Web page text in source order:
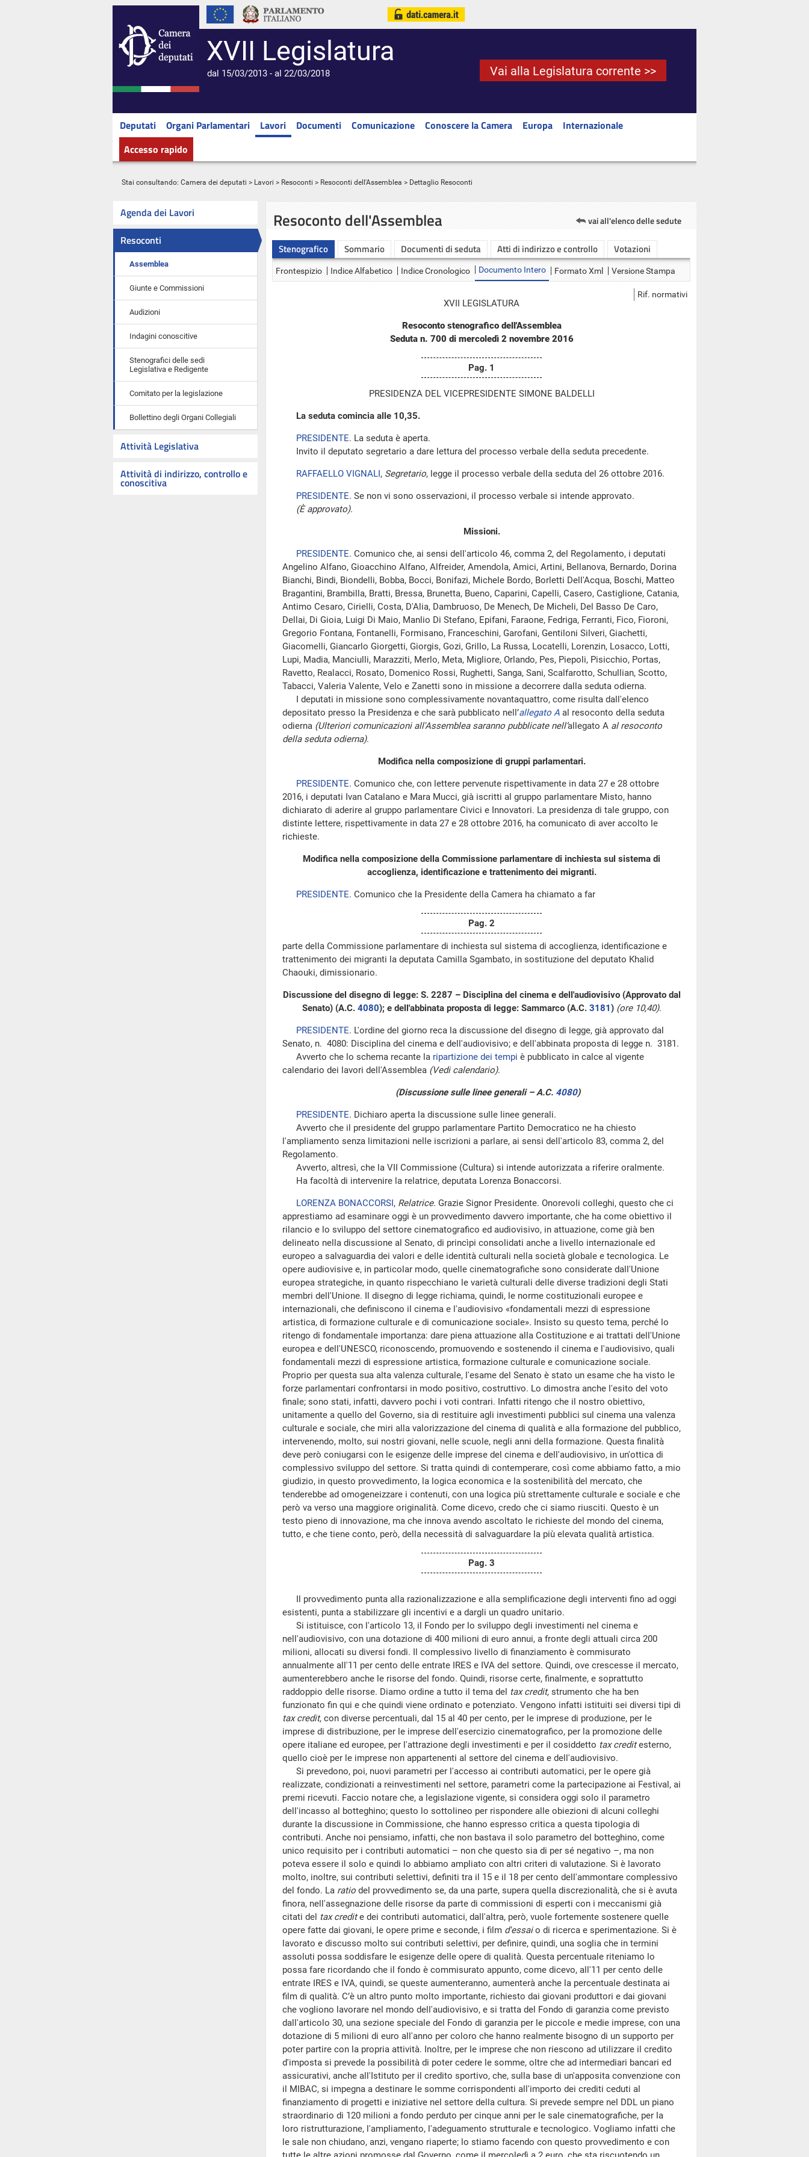
XVII Legislatura
dal 15/03/2013 - al 22/03/2018 Vai alla Legislatura corrente >>
Deputati Organi Parlamentari Lavori Documenti Comunicazione Conoscere la Camera Europa
Internazionale
Accesso rapido
Stai consultando: Camera dei deputati > Lavori > Resoconti > Resoconti dell'Assemblea > Dettaglio Resoconti
Agenda dei Lavori
Resoconti
Assemblea
Giunte e Commissioni
Audizioni
Indagini conoscitive
Stenografici delle sedi
Legislativa e Redigente
Comitato per la legislazione
Bollettino degli Organi Collegiali
Attività Legislativa
Attività di indirizzo, controllo e
conoscitiva
Resoconto dell'Assemblea vai all'elenco delle sedute
Stenografico Sommario Documenti di seduta Atti di indirizzo e controllo Votazioni
Frontespizio Indice Alfabetico Indice Cronologico Documento Intero Formato Xml Versione Stampa
Rif. normativi
XVII LEGISLATURA
Resoconto stenografico dell'Assemblea
Seduta n. 700 di mercoledì 2 novembre 2016
Pag. 1
PRESIDENZA DEL VICEPRESIDENTE SIMONE BALDELLI
La seduta comincia alle 10,35.
PRESIDENTE. La seduta è aperta.
Invito il deputato segretario a dare lettura del processo verbale della seduta precedente.
RAFFAELLO VIGNALI, Segretario, legge il processo verbale della seduta del 26 ottobre 2016.
PRESIDENTE. Se non vi sono osservazioni, il processo verbale si intende approvato.
(È approvato).
Missioni.
PRESIDENTE. Comunico che, ai sensi dell'articolo 46, comma 2, del Regolamento, i deputati
Angelino Alfano, Gioacchino Alfano, Alfreider, Amendola, Amici, Artini, Bellanova, Bernardo, Dorina
Bianchi, Bindi, Biondelli, Bobba, Bocci, Bonifazi, Michele Bordo, Borletti Dell'Acqua, Boschi, Matteo
Bragantini, Brambilla, Bratti, Bressa, Brunetta, Bueno, Caparini, Capelli, Casero, Castiglione, Catania,
Antimo Cesaro, Cirielli, Costa, D'Alia, Dambruoso, De Menech, De Micheli, Del Basso De Caro,
Dellai, Di Gioia, Luigi Di Maio, Manlio Di Stefano, Epifani, Faraone, Fedriga, Ferranti, Fico, Fioroni,
Gregorio Fontana, Fontanelli, Formisano, Franceschini, Garofani, Gentiloni Silveri, Giachetti,
Giacomelli, Giancarlo Giorgetti, Giorgis, Gozi, Grillo, La Russa, Locatelli, Lorenzin, Losacco, Lotti,
Lupi, Madia, Manciulli, Marazziti, Merlo, Meta, Migliore, Orlando, Pes, Piepoli, Pisicchio, Portas,
Ravetto, Realacci, Rosato, Domenico Rossi, Rughetti, Sanga, Sani, Scalfarotto, Schullian, Scotto,
Tabacci, Valeria Valente, Velo e Zanetti sono in missione a decorrere dalla seduta odierna.
I deputati in missione sono complessivamente novantaquattro, come risulta dall'elenco
depositato presso la Presidenza e che sarà pubblicato nell’allegato A al resoconto della seduta
odierna (Ulteriori comunicazioni all'Assemblea saranno pubblicate nell’allegato A al resoconto
della seduta odierna).
Modifica nella composizione di gruppi parlamentari.
PRESIDENTE. Comunico che, con lettere pervenute rispettivamente in data 27 e 28 ottobre
2016, i deputati Ivan Catalano e Mara Mucci, già iscritti al gruppo parlamentare Misto, hanno
dichiarato di aderire al gruppo parlamentare Civici e Innovatori. La presidenza di tale gruppo, con
distinte lettere, rispettivamente in data 27 e 28 ottobre 2016, ha comunicato di aver accolto le
richieste.
Modifica nella composizione della Commissione parlamentare di inchiesta sul sistema di
accoglienza, identificazione e trattenimento dei migranti.
PRESIDENTE. Comunico che la Presidente della Camera ha chiamato a far
Pag. 2
parte della Commissione parlamentare di inchiesta sul sistema di accoglienza, identificazione e
trattenimento dei migranti la deputata Camilla Sgambato, in sostituzione del deputato Khalid
Chaouki, dimissionario.
Discussione del disegno di legge: S. 2287 – Disciplina del cinema e dell'audiovisivo (Approvato dal
Senato) (A.C. 4080); e dell'abbinata proposta di legge: Sammarco (A.C. 3181) (ore 10,40).
PRESIDENTE. L'ordine del giorno reca la discussione del disegno di legge, già approvato dal
Senato, n. 4080: Disciplina del cinema e dell'audiovisivo; e dell'abbinata proposta di legge n. 3181.
Avverto che lo schema recante la ripartizione dei tempi è pubblicato in calce al vigente
calendario dei lavori dell'Assemblea (Vedi calendario).
(Discussione sulle linee generali – A.C. 4080)
PRESIDENTE. Dichiaro aperta la discussione sulle linee generali.
Avverto che il presidente del gruppo parlamentare Partito Democratico ne ha chiesto
l'ampliamento senza limitazioni nelle iscrizioni a parlare, ai sensi dell'articolo 83, comma 2, del
Regolamento.
Avverto, altresì, che la VII Commissione (Cultura) si intende autorizzata a riferire oralmente.
Ha facoltà di intervenire la relatrice, deputata Lorenza Bonaccorsi.
LORENZA BONACCORSI, Relatrice. Grazie Signor Presidente. Onorevoli colleghi, questo che ci
apprestiamo ad esaminare oggi è un provvedimento davvero importante, che ha come obiettivo il
rilancio e lo sviluppo del settore cinematografico ed audiovisivo, in attuazione, come già ben
delineato nella discussione al Senato, di princìpi consolidati anche a livello internazionale ed
europeo a salvaguardia dei valori e delle identità culturali nella società globale e tecnologica. Le
opere audiovisive e, in particolar modo, quelle cinematografiche sono considerate dall'Unione
europea strategiche, in quanto rispecchiano le varietà culturali delle diverse tradizioni degli Stati
membri dell'Unione. Il disegno di legge richiama, quindi, le norme costituzionali europee e
internazionali, che definiscono il cinema e l'audiovisivo «fondamentali mezzi di espressione
artistica, di formazione culturale e di comunicazione sociale». Insisto su questo tema, perché lo
ritengo di fondamentale importanza: dare piena attuazione alla Costituzione e ai trattati dell'Unione
europea e dell'UNESCO, riconoscendo, promuovendo e sostenendo il cinema e l'audiovisivo, quali
fondamentali mezzi di espressione artistica, formazione culturale e comunicazione sociale.
Proprio per questa sua alta valenza culturale, l'esame del Senato è stato un esame che ha visto le
forze parlamentari confrontarsi in modo positivo, costruttivo. Lo dimostra anche l'esito del voto
finale; sono stati, infatti, davvero pochi i voti contrari. Infatti ritengo che il nostro obiettivo,
unitamente a quello del Governo, sia di restituire agli investimenti pubblici sul cinema una valenza
culturale e sociale, che miri alla valorizzazione del cinema di qualità e alla formazione del pubblico,
intervenendo, molto, sui nostri giovani, nelle scuole, negli anni della formazione. Questa finalità
deve però coniugarsi con le esigenze delle imprese del cinema e dell'audiovisivo, in un'ottica di
complessivo sviluppo del settore. Si tratta quindi di contemperare, così come abbiamo fatto, a mio
giudizio, in questo provvedimento, la logica economica e la sostenibilità del mercato, che
tenderebbe ad omogeneizzare i contenuti, con una logica più strettamente culturale e sociale e che
però va verso una maggiore originalità. Come dicevo, credo che ci siamo riusciti. Questo è un
testo pieno di innovazione, ma che innova avendo ascoltato le richieste del mondo del cinema,
tutto, e che tiene conto, però, della necessità di salvaguardare la più elevata qualità artistica.
Pag. 3
Il provvedimento punta alla razionalizzazione e alla semplificazione degli interventi fino ad oggi
esistenti, punta a stabilizzare gli incentivi e a dargli un quadro unitario.
Si istituisce, con l'articolo 13, il Fondo per lo sviluppo degli investimenti nel cinema e
nell'audiovisivo, con una dotazione di 400 milioni di euro annui, a fronte degli attuali circa 200
milioni, allocati su diversi fondi. Il complessivo livello di finanziamento è commisurato
annualmente all'11 per cento delle entrate IRES e IVA del settore. Quindi, ove crescesse il mercato,
aumenterebbero anche le risorse del fondo. Quindi, risorse certe, finalmente, e soprattutto
raddoppio delle risorse. Diamo ordine a tutto il tema del tax credit, strumento che ha ben
funzionato fin qui e che quindi viene ordinato e potenziato. Vengono infatti istituiti sei diversi tipi di
tax credit, con diverse percentuali, dal 15 al 40 per cento, per le imprese di produzione, per le
imprese di distribuzione, per le imprese dell'esercizio cinematografico, per la promozione delle
opere italiane ed europee, per l'attrazione degli investimenti e per il cosiddetto tax creditesterno,
quello cioè per le imprese non appartenenti al settore del cinema e dell'audiovisivo.
Si prevedono, poi, nuovi parametri per l'accesso ai contributi automatici, per le opere già
realizzate, condizionati a reinvestimenti nel settore, parametri come la partecipazione ai Festival, ai
premi ricevuti. Faccio notare che, a legislazione vigente, si considera oggi solo il parametro
dell'incasso al botteghino; questo lo sottolineo per rispondere alle obiezioni di alcuni colleghi
durante la discussione in Commissione, che hanno espresso critica a questa tipologia di
contributi. Anche noi pensiamo, infatti, che non bastava il solo parametro del botteghino, come
unico requisito per i contributi automatici – non che questo sia di per sé negativo –, ma non
poteva essere il solo e quindi lo abbiamo ampliato con altri criteri di valutazione. Si è lavorato
molto, inoltre, sui contributi selettivi, definiti tra il 15 e il 18 per cento dell'ammontare complessivo
del fondo. La ratio del provvedimento se, da una parte, supera quella discrezionalità, che si è avuta
finora, nell'assegnazione delle risorse da parte di commissioni di esperti con i meccanismi già
citati del tax credite dei contributi automatici, dall'altra, però, vuole fortemente sostenere quelle
opere fatte dai giovani, le opere prime e seconde, i film d'essaio di ricerca e sperimentazione. Si è
lavorato e discusso molto sui contributi selettivi, per definire, quindi, una soglia che in termini
assoluti possa soddisfare le esigenze delle opere di qualità. Questa percentuale riteniamo lo
possa fare ricordando che il fondo è commisurato appunto, come dicevo, all'11 per cento delle
entrate IRES e IVA, quindi, se queste aumenteranno, aumenterà anche la percentuale destinata ai
film di qualità. C’è un altro punto molto importante, richiesto dai giovani produttori e dai giovani
che vogliono lavorare nel mondo dell'audiovisivo, e si tratta del Fondo di garanzia come previsto
dall'articolo 30, una sezione speciale del Fondo di garanzia per le piccole e medie imprese, con una
dotazione di 5 milioni di euro all'anno per coloro che hanno realmente bisogno di un supporto per
poter partire con la propria attività. Inoltre, per le imprese che non riescono ad utilizzare il credito
d'imposta si prevede la possibilità di poter cedere le somme, oltre che ad intermediari bancari ed
assicurativi, anche all'Istituto per il credito sportivo, che, sulla base di un'apposita convenzione con
il MIBAC, si impegna a destinare le somme corrispondenti all'importo dei crediti ceduti al
finanziamento di progetti e iniziative nel settore della cultura. Si prevede sempre nel DDL un piano
straordinario di 120 milioni a fondo perduto per cinque anni per le sale cinematografiche, per la
loro ristrutturazione, l'ampliamento, l'adeguamento strutturale e tecnologico. Vogliamo infatti che
le sale non chiudano, anzi, vengano riaperte; lo stiamo facendo con questo provvedimento e con